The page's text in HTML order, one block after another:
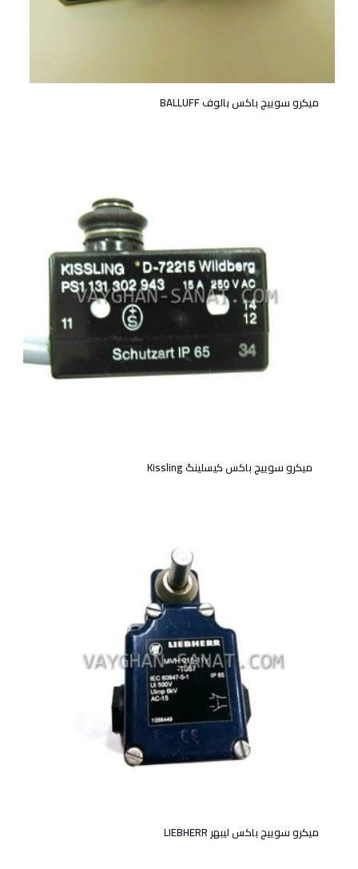
میکرو سوییچ باکس بالوف BALLUFF
میکرو سوییچ باکس کیسلینگ Kissling
میکرو سوییچ باکس لیبهر LIEBHERR